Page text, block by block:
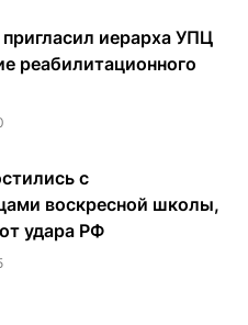
иерарха УПЦ
реабилитационного
с
воскресной школы,
удара РФ